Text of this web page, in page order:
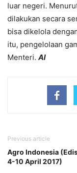
luar negeri.
dilakukan secara
bisa dikelola
itu, pengelolaan
Menteri. AI
Previous article
Agro Indonesia
4-10 April 2017)